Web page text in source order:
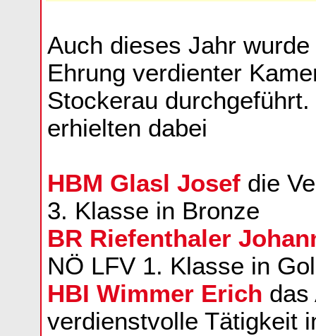
Auch dieses Jahr
Ehrung verdienter
Stockerau
erhielten dabei
HBM Glasl Josef die
3. Klasse in Bronze
BR Riefenthaler
NÖ LFV 1. Klasse in
HBI Wimmer Erich das
verdienstvolle Tätigkeit